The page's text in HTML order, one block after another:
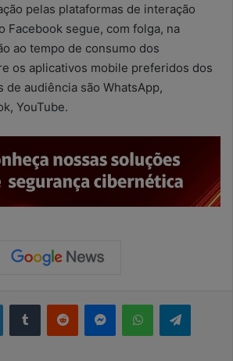
pelas plataformas de interação
Facebook segue, com folga, na
ao tempo de consumo dos
os aplicativos mobile preferidos dos
de audiência são WhatsApp,
YouTube.